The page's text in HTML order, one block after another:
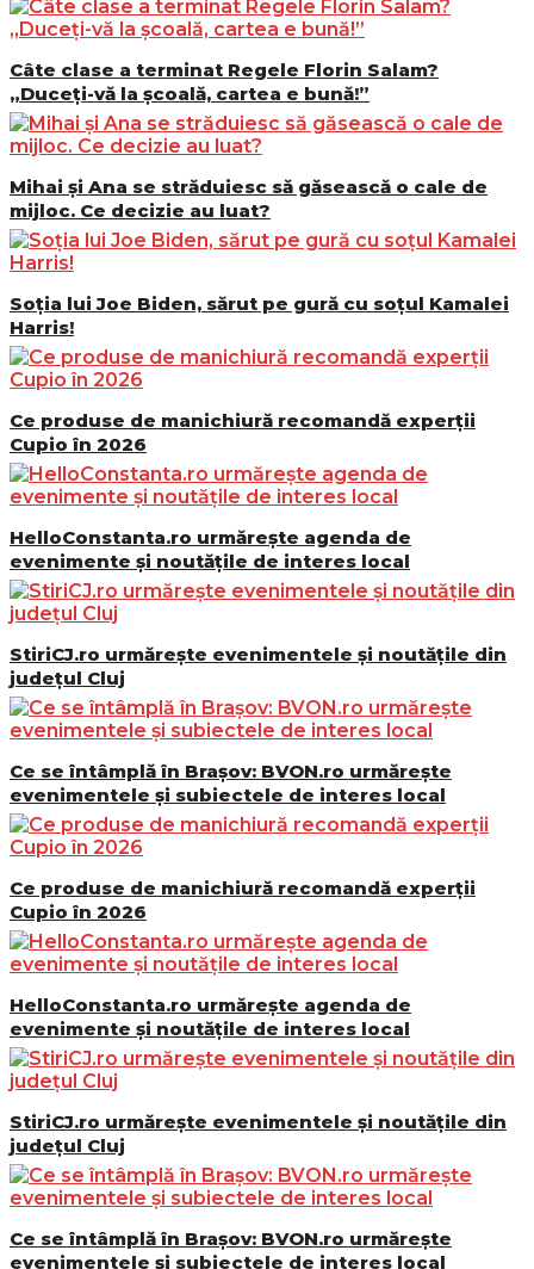
Câte clase a terminat Regele Florin Salam?
„Duceți-vă la școală, cartea e bună!”
Mihai și Ana se străduiesc să găsească o cale de
mijloc. Ce decizie au luat?
Soția lui Joe Biden, sărut pe gură cu soțul Kamalei
Harris!
Ce produse de manichiură recomandă experții
Cupio în 2026
HelloConstanta.ro urmărește agenda de
evenimente și noutățile de interes local
StiriCJ.ro urmărește evenimentele și noutățile din
județul Cluj
Ce se întâmplă în Brașov: BVON.ro urmărește
evenimentele și subiectele de interes local
Ce produse de manichiură recomandă experții
Cupio în 2026
HelloConstanta.ro urmărește agenda de
evenimente și noutățile de interes local
StiriCJ.ro urmărește evenimentele și noutățile din
județul Cluj
Ce se întâmplă în Brașov: BVON.ro urmărește
evenimentele și subiectele de interes local